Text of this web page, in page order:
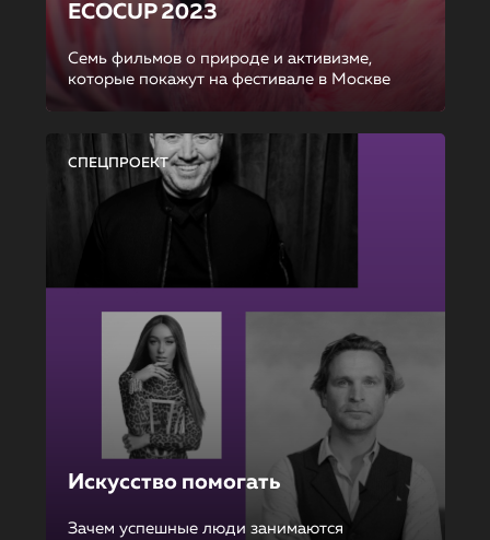
ECOCUP 2023
Семь фильмов о природе и активизме,
которые покажут на фестивале в Москве
СПЕЦПРОЕКТ
Искусство помогать
Зачем успешные люди занимаются